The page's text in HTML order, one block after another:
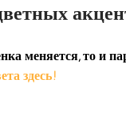
меняется, то и
здесь!